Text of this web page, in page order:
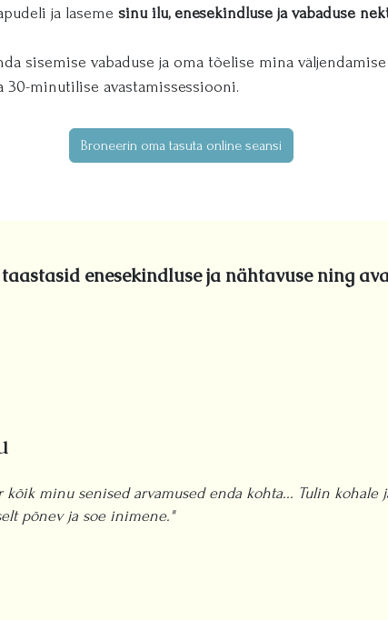
ja laseme sinu ilu, enesekindluse ja vabaduse
sisemise vabaduse ja oma tõelise mina väljendamise
30-minutilise avastamissessiooni.
Broneerin oma tasuta online seansi
enesekindluse ja nähtavuse ning
kõik minu senised arvamused enda kohta... Tulin kohale
põnev ja soe inimene."